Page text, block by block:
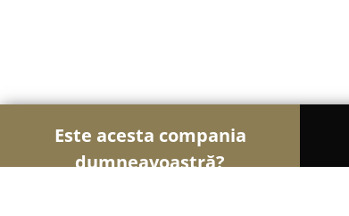
Este acesta compania
dumneavoastră?